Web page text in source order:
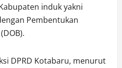
induk yakni
Pembentukan
DPRD Kotabaru, menurut